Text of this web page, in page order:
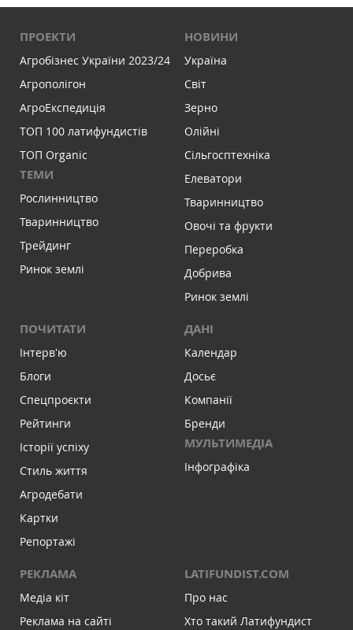
ПРОЕКТИ
Агробізнес України 2023/24
Агрополігон
АгроЕкспедиція
ТОП 100 латифундистів
ТОП Organic
ТЕМИ
Рослинництво
Тваринництво
Трейдинг
Ринок землі
НОВИНИ
Україна
Світ
Зерно
Олійні
Сільгосптехніка
Елеватори
Тваринництво
Овочі та фрукти
Переробка
Добрива
Ринок землі
ПОЧИТАТИ
Інтервʼю
Блоги
Спецпроєкти
Рейтинги
Історії успіху
Стиль життя
Агродебати
Картки
Репортажі
ДАНІ
Календар
Досьє
Компанії
Бренди
МУЛЬТИМЕДІА
Інфографіка
РЕКЛАМА
Медіа кіт
Реклама на сайті
LATIFUNDIST.COM
Про нас
Хто такий Латифундист